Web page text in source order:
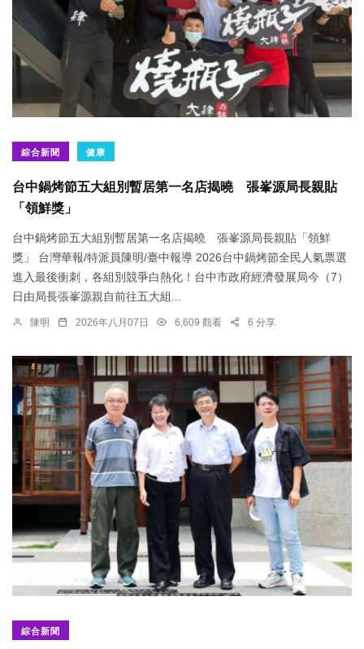
綜合新聞 健康
台中鍋烤節五大組別暫居第一名店揭曉 張峯源局長親貼
「領鮮獎」
台中鍋烤節五大組別暫居第一名店揭曉 張峯源局長親貼「領鮮
獎」 台灣華報/特派員陳明/臺中報導 2026台中鍋烤節全民人氣票選
進入最後衝刺，各組別競爭白熱化！台中市政府經濟發展局今（7）
日由局長張峯源親自前往五大組...
陳明 2026年八月07日 6,609 觀看 6 分享
綜合新聞